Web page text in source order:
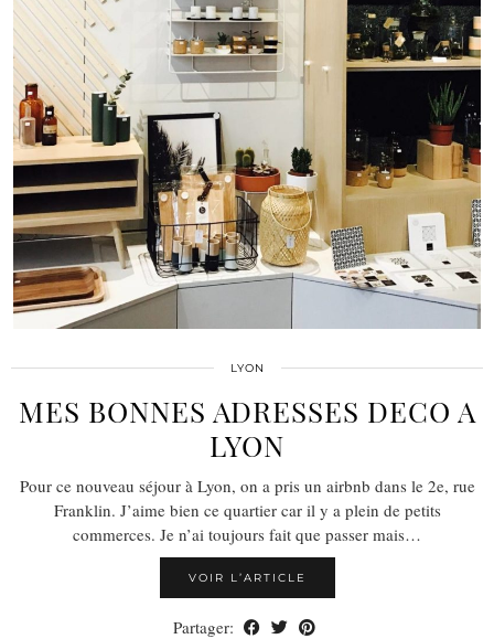
LYON
MES BONNES ADRESSES DECO A
LYON
Pour ce nouveau séjour à Lyon, on a pris un airbnb dans le 2e, rue
Franklin. J’aime bien ce quartier car il y a plein de petits
commerces. Je n’ai toujours fait que passer mais…
VOIR L’ARTICLE
Partager: